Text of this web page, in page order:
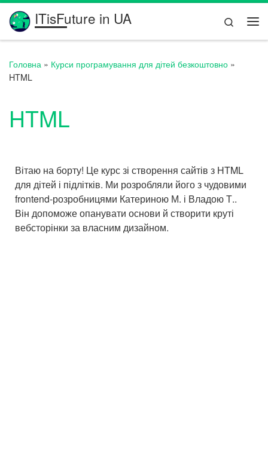
Перейти до вмісту
ITisFuture in UA
Search
Головна » Курси програмування для дітей безкоштовно »
HTML
HTML
Вітаю на борту! Це курс зі створення сайтів з HTML
для дітей і підлітків. Ми розробляли його з чудовими
frontend-розробницями Катериною М. і Владою Т..
Він допоможе опанувати основи й створити круті
вебсторінки за власним дизайном.